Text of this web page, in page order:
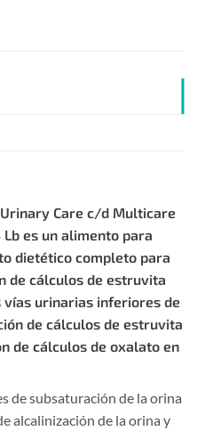
Care c/d Multicare
es un alimento para
dietético completo para
de cálculos de estruvita
vías urinarias inferiores de
de cálculos de estruvita
de cálculos de oxalato en
de subsaturación de la orina
alcalinización de la orina y